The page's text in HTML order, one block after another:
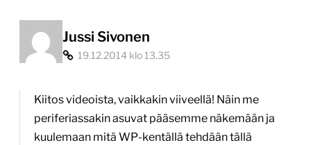
Jussi Sivonen
19.12.2014 klo 13.35
Kiitos videoista, vaikkakin viiveellä! Näin me
periferiassakin asuvat pääsemme näkemään ja
kuulemaan mitä WP-kentällä tehdään tällä